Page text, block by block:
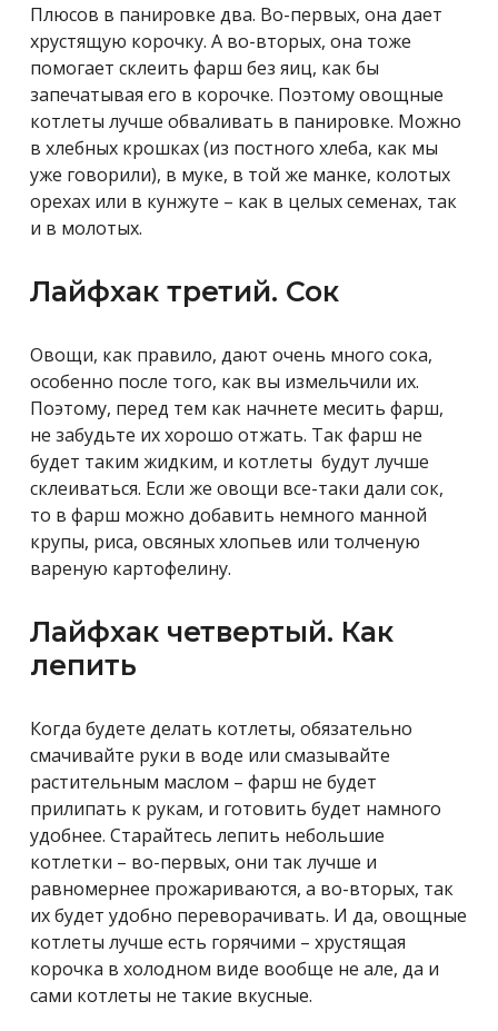
Плюсов в панировке два. Во-первых, она дает
хрустящую корочку. А во-вторых, она тоже
помогает склеить фарш без яиц, как бы
запечатывая его в корочке. Поэтому овощные
котлеты лучше обваливать в панировке. Можно
в хлебных крошках (из постного хлеба, как мы
уже говорили), в муке, в той же манке, колотых
орехах или в кунжуте – как в целых семенах, так
и в молотых.
Лайфхак третий. Сок
Овощи, как правило, дают очень много сока,
особенно после того, как вы измельчили их.
Поэтому, перед тем как начнете месить фарш,
не забудьте их хорошо отжать. Так фарш не
будет таким жидким, и котлеты будут лучше
склеиваться. Если же овощи все-таки дали сок,
то в фарш можно добавить немного манной
крупы, риса, овсяных хлопьев или толченую
вареную картофелину.
Лайфхак четвертый. Как
лепить
Когда будете делать котлеты, обязательно
смачивайте руки в воде или смазывайте
растительным маслом – фарш не будет
прилипать к рукам, и готовить будет намного
удобнее. Старайтесь лепить небольшие
котлетки – во-первых, они так лучше и
равномернее прожариваются, а во-вторых, так
их будет удобно переворачивать. И да, овощные
котлеты лучше есть горячими – хрустящая
корочка в холодном виде вообще не але, да и
сами котлеты не такие вкусные.